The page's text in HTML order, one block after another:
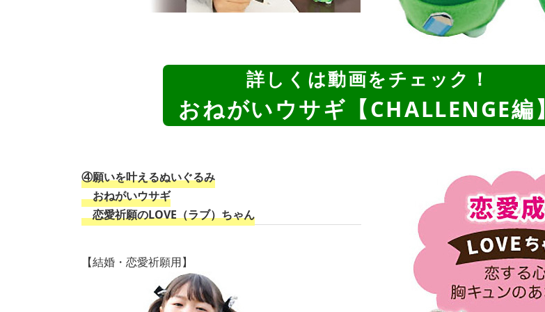
詳しくは動画をチェック！
おねがいウサギ【CHALLENGE編】
④願いを叶えるぬいぐるみ
おねがいウサギ
恋愛祈願のLOVE（ラブ）ちゃん
【結婚・恋愛祈願用】